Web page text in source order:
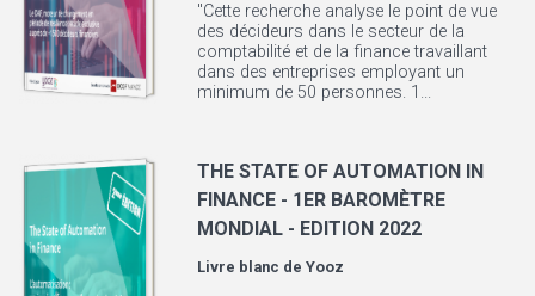
"Cette recherche analyse le point de vue
des décideurs dans le secteur de la
comptabilité et de la finance travaillant
dans des entreprises employant un
minimum de 50 personnes. 1...
THE STATE OF AUTOMATION IN
FINANCE - 1ER BAROMÈTRE
MONDIAL - EDITION 2022
Livre blanc deYooz